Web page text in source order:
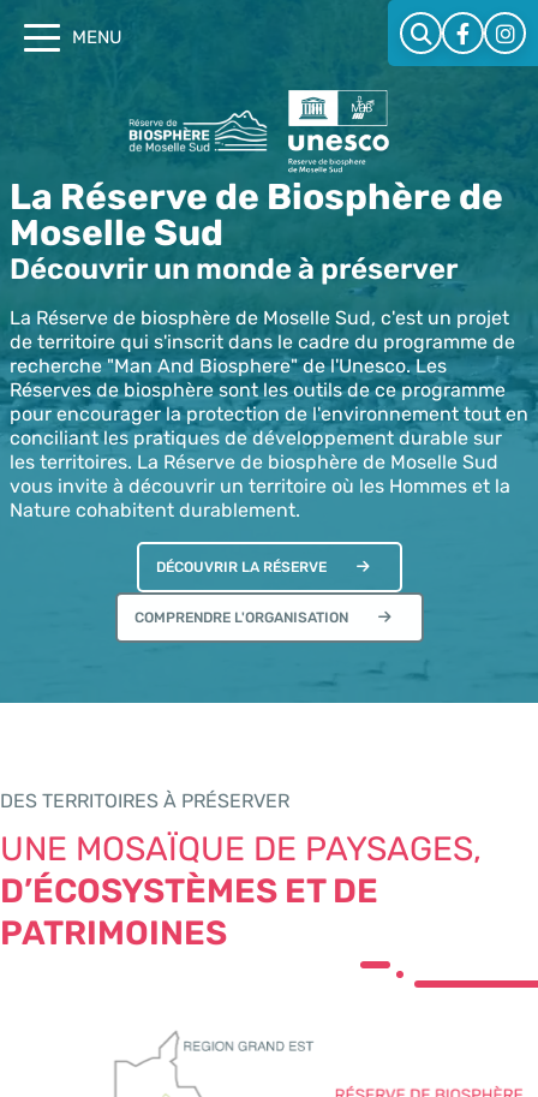
MENU
La Réserve de Biosphère de
Moselle Sud
Découvrir un monde à préserver
La Réserve de biosphère de Moselle Sud, c'est un projet
de territoire qui s'inscrit dans le cadre du programme de
recherche "Man And Biosphere" de l'Unesco. Les
Réserves de biosphère sont les outils de ce programme
pour encourager la protection de l'environnement tout en
conciliant les pratiques de développement durable sur
les territoires. La Réserve de biosphère de Moselle Sud
vous invite à découvrir un territoire où les Hommes et la
Nature cohabitent durablement.
DÉCOUVRIR LA RÉSERVE
COMPRENDRE L'ORGANISATION
DES TERRITOIRES À PRÉSERVER
UNE MOSAÏQUE DE PAYSAGES,
D’ÉCOSYSTÈMES ET DE
PATRIMOINES